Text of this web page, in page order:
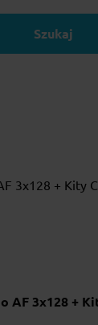
Szukaj
AF 3x128 +